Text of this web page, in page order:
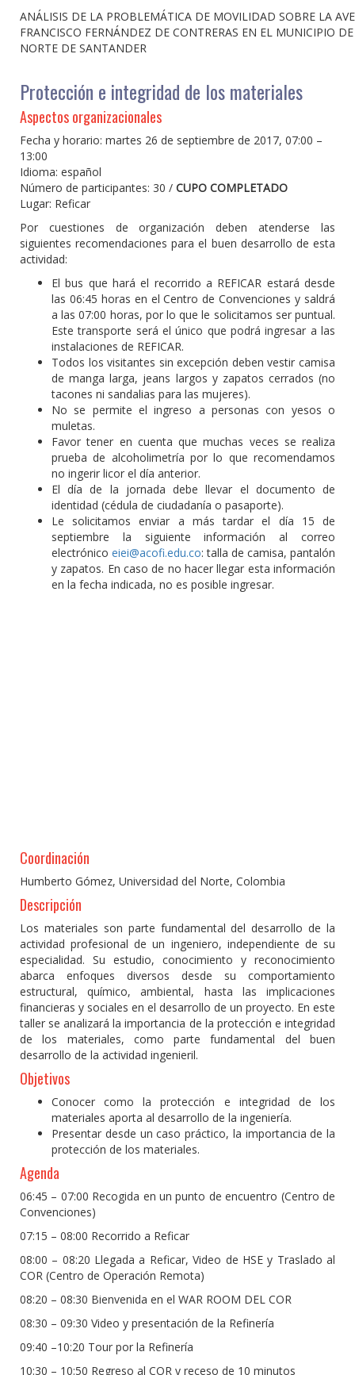
ANÁLISIS DE LA PROBLEMÁTICA DE MOVILIDAD SOBRE LA
FRANCISCO FERNÁNDEZ DE CONTRERAS EN EL MUNICIPIO
NORTE DE SANTANDER
Protección e integridad de los materiales
Aspectos organizacionales
Fecha y horario: martes 26 de septiembre de 2017, 07:00 –
13:00
Idioma: español
Número de participantes: 30 / CUPO COMPLETADO
Lugar: Reficar
Por cuestiones de organización deben atenderse las
siguientes recomendaciones para el buen desarrollo de esta
actividad:
El bus que hará el recorrido a REFICAR estará desde
las 06:45 horas en el Centro de Convenciones y saldrá
a las 07:00 horas, por lo que le solicitamos ser puntual.
Este transporte será el único que podrá ingresar a las
instalaciones de REFICAR.
Todos los visitantes sin excepción deben vestir camisa
de manga larga, jeans largos y zapatos cerrados (no
tacones ni sandalias para las mujeres).
No se permite el ingreso a personas con yesos o
muletas.
Favor tener en cuenta que muchas veces se realiza
prueba de alcoholimetría por lo que recomendamos
no ingerir licor el día anterior.
El día de la jornada debe llevar el documento de
identidad (cédula de ciudadanía o pasaporte).
Le solicitamos enviar a más tardar el día 15 de
septiembre la siguiente información al correo
electrónico eiei@acofi.edu.co: talla de camisa, pantalón
y zapatos. En caso de no hacer llegar esta información
en la fecha indicada, no es posible ingresar.
Coordinación
Humberto Gómez, Universidad del Norte, Colombia
Descripción
Los materiales son parte fundamental del desarrollo de la
actividad profesional de un ingeniero, independiente de su
especialidad. Su estudio, conocimiento y reconocimiento
abarca enfoques diversos desde su comportamiento
estructural, químico, ambiental, hasta las implicaciones
financieras y sociales en el desarrollo de un proyecto. En este
taller se analizará la importancia de la protección e integridad
de los materiales, como parte fundamental del buen
desarrollo de la actividad ingenieril.
Objetivos
Conocer como la protección e integridad de los
materiales aporta al desarrollo de la ingeniería.
Presentar desde un caso práctico, la importancia de la
protección de los materiales.
Agenda
06:45 – 07:00 Recogida en un punto de encuentro (Centro de
Convenciones)
07:15 – 08:00 Recorrido a Reficar
08:00 – 08:20 Llegada a Reficar, Video de HSE y Traslado al
COR (Centro de Operación Remota)
08:20 – 08:30 Bienvenida en el WAR ROOM DEL COR
08:30 – 09:30 Video y presentación de la Refinería
09:40 –10:20 Tour por la Refinería
10:30 – 10:50 Regreso al COR y receso de 10 minutos